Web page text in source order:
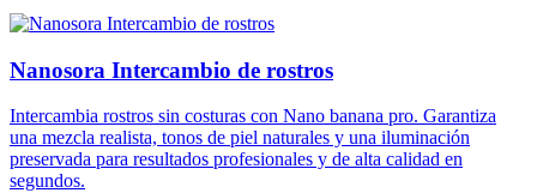
Nanosora Intercambio de rostros
Intercambia rostros sin costuras con Nano banana pro. Garantiza
una mezcla realista, tonos de piel naturales y una iluminación
preservada para resultados profesionales y de alta calidad en
segundos.